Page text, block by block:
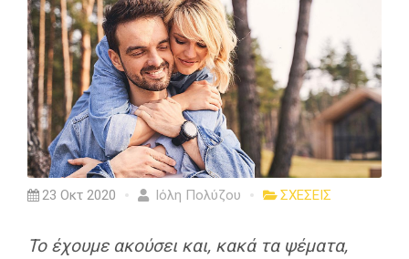
23 Οκτ 2020 Ιόλη Πολύζου ΣΧΕΣΕΙΣ
Το έχουμε ακούσει και, κακά τα ψέματα,